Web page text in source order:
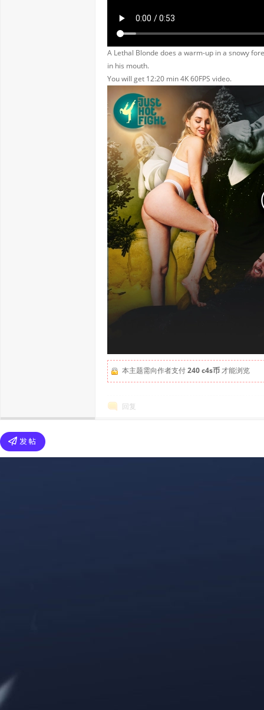
A Lethal Blonde does a warm-up in a snowy
in his mouth.
You will get 12:20 min 4K 60FPS video.
本主题需向作者支付240 c4s币才能浏览
回复